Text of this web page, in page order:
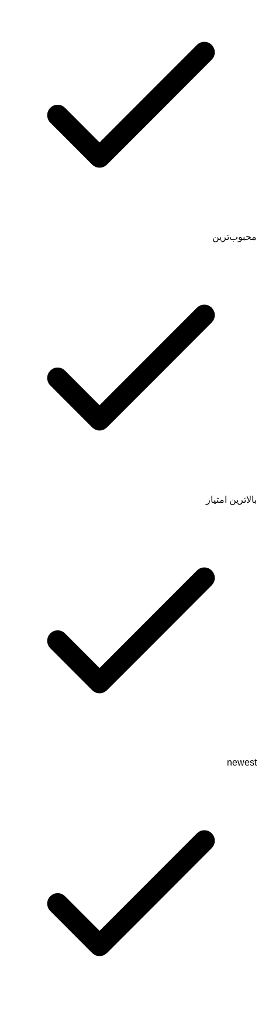
محبوب‌ترین
بالاترین امتیاز
newest